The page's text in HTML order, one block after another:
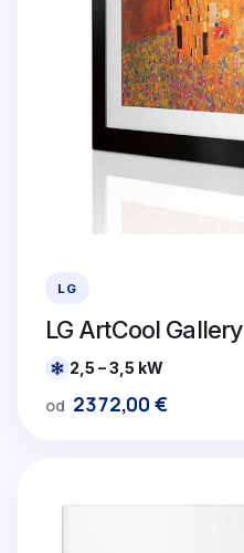
LG
LG ArtCool Gallery
2,5 – 3,5 kW
od 2372,00 €